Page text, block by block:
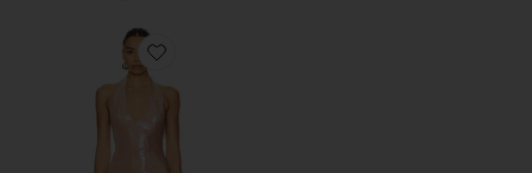
Favorite ВЕЧЕРНЕЕ ПЛАТЬЕ SIREN